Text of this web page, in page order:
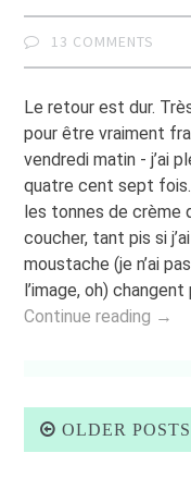
13 COMMENTS
Le retour est dur.
pour être vraiment
vendredi matin - j’ai
quatre cent sept
les tonnes de crème
coucher, tant pis si
moustache (je n’ai
l’image, oh)
Continue reading →
Posts
OLDER POSTS